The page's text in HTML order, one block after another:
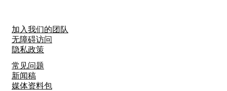
加入我们的团队
无障碍访问
隐私政策
常见问题
新闻稿
媒体资料包